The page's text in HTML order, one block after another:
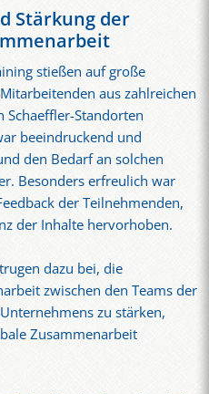
Stärkung der
stießen auf große
aus zahlreichen
Standorten
beeindruckend und
den Bedarf an solchen
Besonders erfreulich war
der Teilnehmenden,
der Inhalte hervorhoben.
dazu bei, die
zwischen den Teams der
zu stärken,
Zusammenarbeit